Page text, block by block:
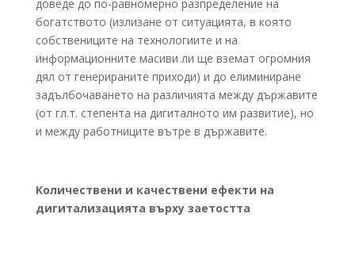
доведе до по-равномерно разпределение на
богатството (излизане от ситуацията, в която
собствениците на технологиите и на
информационните масиви ли ще вземат огромния
дял от генерираните приходи) и до елиминиране
задълбочаването на различията между държавите
(от гл.т. степента на дигиталното им развитие), но
и между работниците вътре в държавите.
Количествени и качествени ефекти на
дигитализацията върху заетостта